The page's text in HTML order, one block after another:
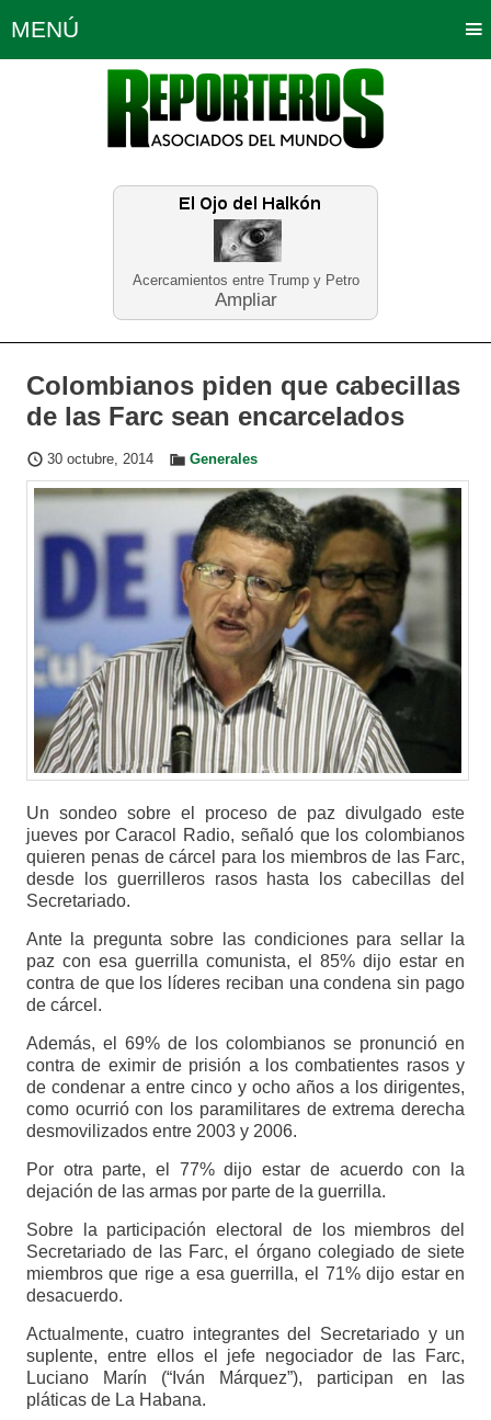
Acercamientos entre Trump y Petro
Ampliar
MENÚ
Política Opinión Bogotá
Planeta Tierra Deportes
Educación Neira
Colombianos piden que cabecillas
de las Farc sean encarcelados
30 octubre, 2014 Generales
Un sondeo sobre el proceso de paz divulgado este
jueves por Caracol Radio, señaló que los colombianos
quieren penas de cárcel para los miembros de las Farc,
desde los guerrilleros rasos hasta los cabecillas del
Secretariado.
Ante la pregunta sobre las condiciones para sellar la
paz con esa guerrilla comunista, el 85% dijo estar en
contra de que los líderes reciban una condena sin pago
de cárcel.
Además, el 69% de los colombianos se pronunció en
contra de eximir de prisión a los combatientes rasos y
de condenar a entre cinco y ocho años a los dirigentes,
como ocurrió con los paramilitares de extrema derecha
desmovilizados entre 2003 y 2006.
Por otra parte, el 77% dijo estar de acuerdo con la
dejación de las armas por parte de la guerrilla.
Sobre la participación electoral de los miembros del
Secretariado de las Farc, el órgano colegiado de siete
miembros que rige a esa guerrilla, el 71% dijo estar en
desacuerdo.
Actualmente, cuatro integrantes del Secretariado y un
suplente, entre ellos el jefe negociador de las Farc,
Luciano Marín (“Iván Márquez”), participan en las
pláticas de La Habana.